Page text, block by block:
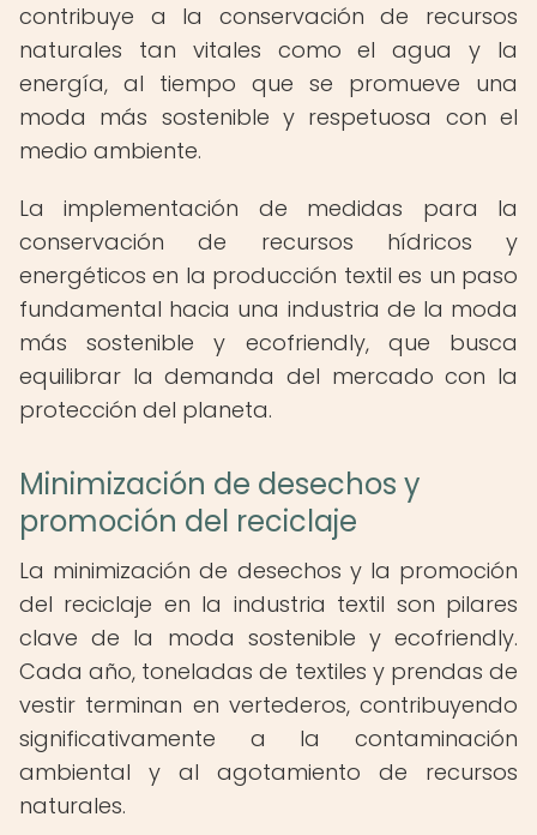
contribuye a la conservación de recursos
naturales tan vitales como el agua y la
energía, al tiempo que se promueve una
moda más sostenible y respetuosa con el
medio ambiente.
La implementación de medidas para la
conservación de recursos hídricos y
energéticos en la producción textil es un paso
fundamental hacia una industria de la moda
más sostenible y ecofriendly, que busca
equilibrar la demanda del mercado con la
protección del planeta.
Minimización de desechos y
promoción del reciclaje
La minimización de desechos y la promoción
del reciclaje en la industria textil son pilares
clave de la moda sostenible y ecofriendly.
Cada año, toneladas de textiles y prendas de
vestir terminan en vertederos, contribuyendo
significativamente a la contaminación
ambiental y al agotamiento de recursos
naturales.